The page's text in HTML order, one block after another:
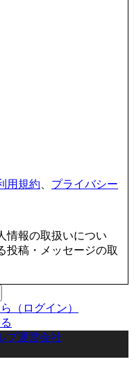
用規約
プライバシー
情報の取扱いについ
投稿・メッセージの取
（ログイン）
プ運営会社